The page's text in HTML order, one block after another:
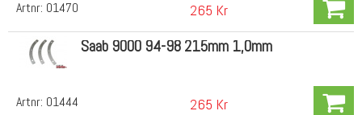
Artnr: 01470 265 Kr
Artnr: 01444
Saab 9000 94-98 215mm 1,0mm
265 Kr